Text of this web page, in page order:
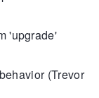
'upgrade'
(Trevor